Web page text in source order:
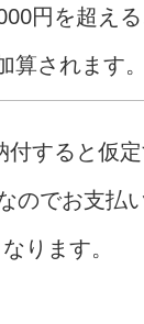
円を超え
算されます。
付すると仮
のでお支払
ります。